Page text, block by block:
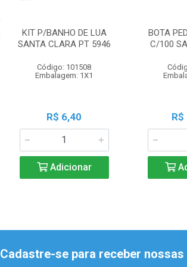
KIT P/BANHO DE LUA
SANTA CLARA PT 5946
Código: 101508
Embalagem: 1X1
R$ 6,40
Adicionar
BOTA
C/100
Cadastre-se para receber